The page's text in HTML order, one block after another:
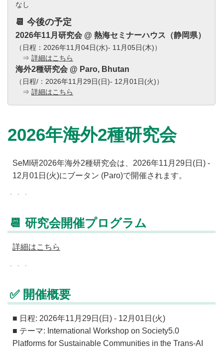
なし
📆 今後の予定
2026年11月研究会 @ 熱海セミナーハウス（静岡県）
（日程：2026年11月04日(水)- 11月05日(木)）
⇒ 詳細はこちら
海外2種研究会 @ Paro, Bhutan
（日程/：2026年11月29日(日)- 12月01日(火)）
⇒ 詳細はこちら
2026年海外2種研究会
SeMI研2026年海外2種研究会は、2026年11月29日(日) -
12月01日(火)にブータン (Paro)で開催されます。
📆 研究会開催プログラム
詳細はこちら
✅ 開催概要
■ 日程: 2026年11月29日(日) - 12月01日(火)
■ テーマ: International Workshop on Society5.0
Platforms for Sustainable Communities in the Trans-AI